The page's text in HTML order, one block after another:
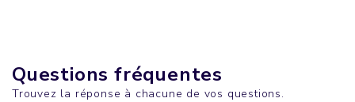
Questions fréquentes
Trouvez la réponse à chacune de vos questions.